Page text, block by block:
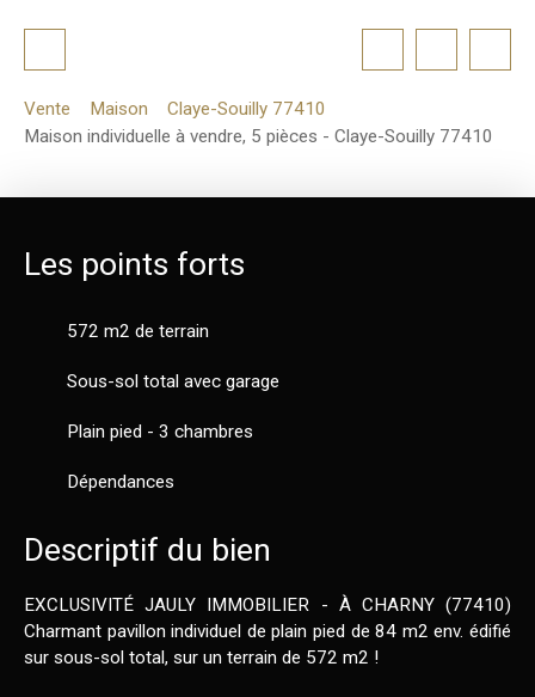
Vente Maison
Claye-Souilly 77410
Maison individuelle à vendre, 5 pièces - Claye-Souilly 77410
Les points forts
572 m2 de terrain
Sous-sol total avec garage
Plain pied - 3 chambres
Dépendances
Descriptif du bien
EXCLUSIVITÉ JAULY IMMOBILIER - À CHARNY (77410)
Charmant pavillon individuel de plain pied de 84 m2 env. édifié
sur sous-sol total, sur un terrain de 572 m2 !